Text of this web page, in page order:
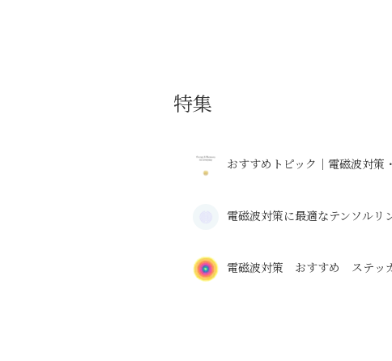
特集
おすすめトピック｜電磁波対策
電磁波対策に最適なテンソルリ
電磁波対策 おすすめ ステッ